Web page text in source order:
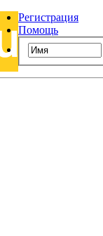
Регистрация
Помощь